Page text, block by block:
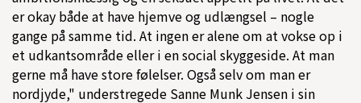
er okay både at have hjemve og udlængsel – nogle
gange på samme tid. At ingen er alene om at vokse op i
et udkantsområde eller i en social skyggeside. At man
gerne må have store følelser. Også selv om man er
nordjyde," understregede Sanne Munk Jensen i sin